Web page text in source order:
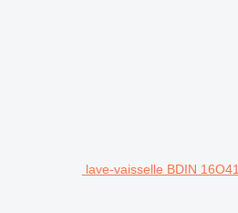
lave-vaisselle BDIN 16O41